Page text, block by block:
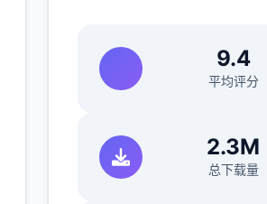
9.4
平均评分
2.3M
总下载量